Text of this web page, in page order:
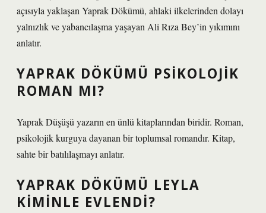
açısıyla yaklaşan Yaprak Dökümü, ahlaki ilkelerinden dolayı
yalnızlık ve yabancılaşma yaşayan Ali Rıza Bey’in yıkımını
anlatır.
YAPRAK DÖKÜMÜ PSIKOLOJIK
ROMAN MI?
Yaprak Düşüşü yazarın en ünlü kitaplarından biridir. Roman,
psikolojik kurguya dayanan bir toplumsal romandır. Kitap,
sahte bir batılılaşmayı anlatır.
YAPRAK DÖKÜMÜ LEYLA
KIMINLE EVLENDI?